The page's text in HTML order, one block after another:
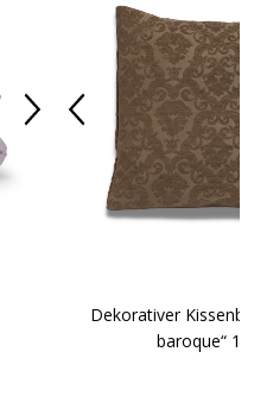
Dekorativer
baroque“ 1